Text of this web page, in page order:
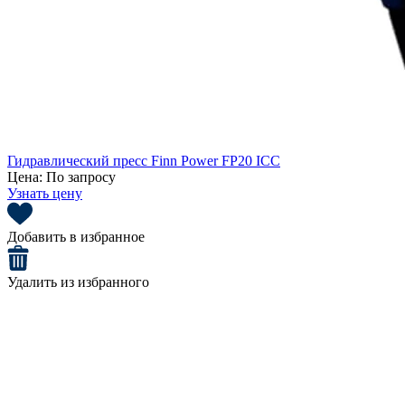
Гидравлический пресс Finn Power FP20 ICC
Цена: По запросу
Узнать цену
Добавить в избранное
Удалить из избранного